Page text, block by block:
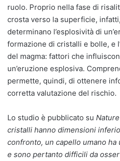
ruolo. Proprio nella fase di
crosta verso la superficie,
determinano l’esplosività di
formazione di cristalli e bolle, e
del magma: fattori che
un’eruzione esplosiva.
permette, quindi, di ottenere
corretta valutazione del rischio.
Lo studio è pubblicato su
cristalli hanno dimensioni
confronto, un capello umano ha
e sono pertanto difficili da